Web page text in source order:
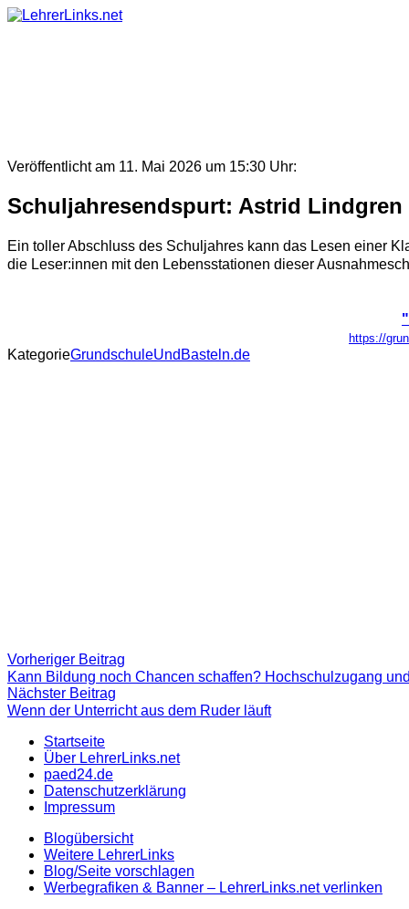
Skip
Veröffentlicht am 11. Mai 2026 um 15:30 Uhr:
Schuljahresendspurt: Astrid Lindgren
Ein toller Abschluss des Schuljahres kann das Lesen einer
die Leser:innen mit den Lebensstationen dieser
https://
KategorieGrundschuleUndBasteln.de
Beitragsnavigation
Vorheriger Beitrag
Beitrag:
Kann Bildung noch Chancen schaffen? Hochschulzugang
Nächster Beitrag
Beitrag
Wenn der Unterricht aus dem Ruder läuft
Startseite
Über LehrerLinks.net
paed24.de
Datenschutzerklärung
Impressum
Blogübersicht
Weitere LehrerLinks
Blog/Seite vorschlagen
Werbegrafiken & Banner – LehrerLinks.net verlinken